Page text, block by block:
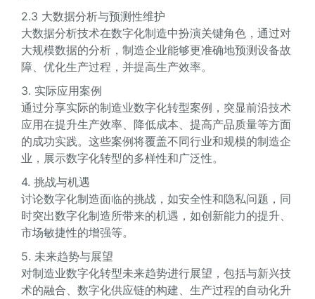
2.3 大数据分析与预测性维护
大数据分析技术在数字化制造中扮演关键角色，通过对
大规模数据的分析，制造企业能够更准确地预测设备故
障、优化生产过程，并提高生产效率。
3. 实际应用案例
通过分享实际的制造业数字化转型案例，突显前沿技术
应用在提升生产效率、降低成本、提高产品质量等方面
的成功实践。这些案例将覆盖不同行业和规模的制造企
业，展示数字化转型的多样性和广泛性。
4. 挑战与机遇
讨论数字化制造面临的挑战，如安全性和隐私问题，同
时突出数字化制造所带来的机遇，如创新能力的提升、
市场敏捷性的增强等。
5. 未来趋势与展望
对制造业数字化转型未来趋势进行展望，包括与新兴技
术的融合、数字化供应链的构建、生产过程的自动化升